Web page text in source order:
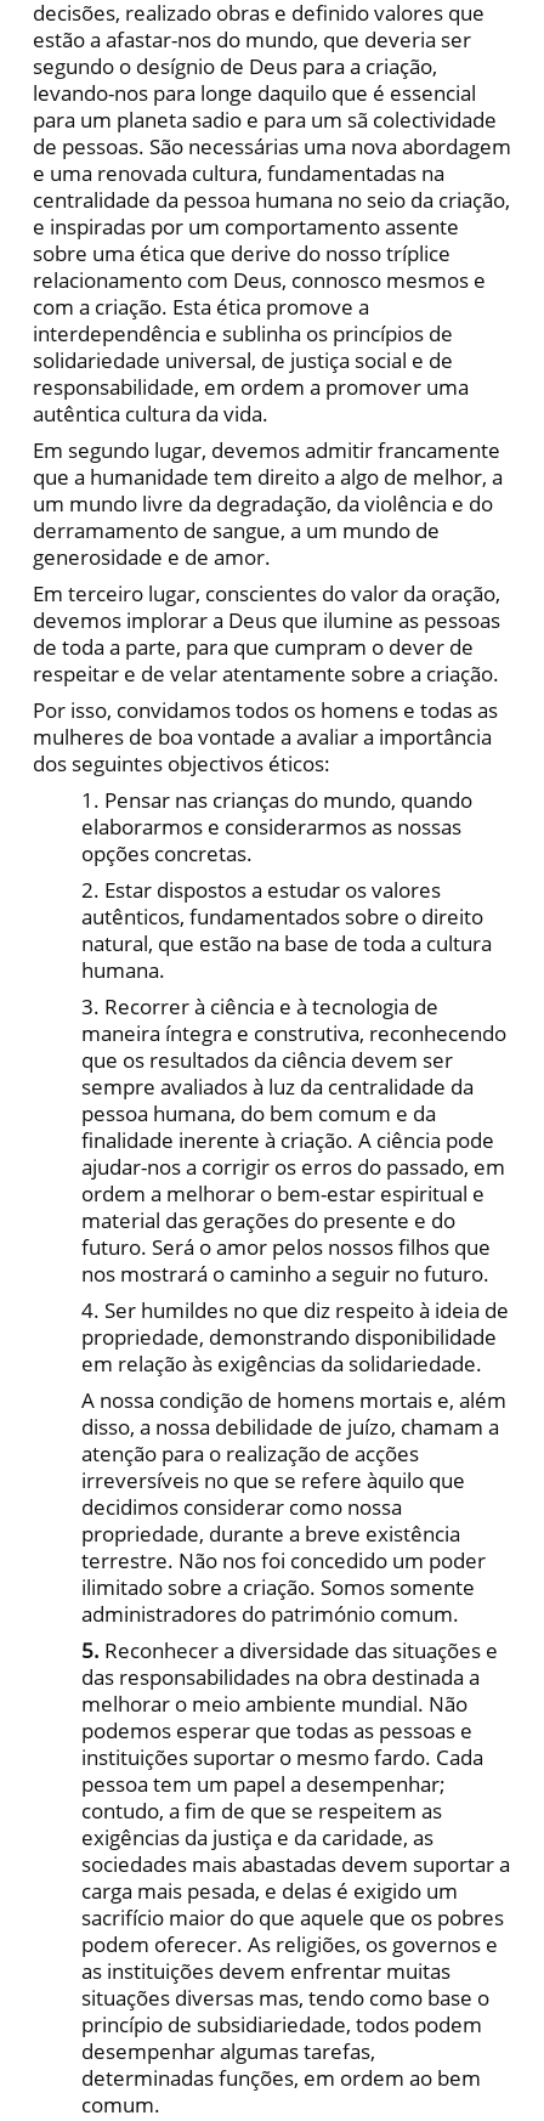
decisões, realizado obras e definido valores que
estão a afastar-nos do mundo, que deveria ser
segundo o desígnio de Deus para a criação,
levando-nos para longe daquilo que é essencial
para um planeta sadio e para um sã colectividade
de pessoas. São necessárias uma nova abordagem
e uma renovada cultura, fundamentadas na
centralidade da pessoa humana no seio da criação,
e inspiradas por um comportamento assente
sobre uma ética que derive do nosso tríplice
relacionamento com Deus, connosco mesmos e
com a criação. Esta ética promove a
interdependência e sublinha os princípios de
solidariedade universal, de justiça social e de
responsabilidade, em ordem a promover uma
autêntica cultura da vida.
Em segundo lugar, devemos admitir francamente
que a humanidade tem direito a algo de melhor, a
um mundo livre da degradação, da violência e do
derramamento de sangue, a um mundo de
generosidade e de amor.
Em terceiro lugar, conscientes do valor da oração,
devemos implorar a Deus que ilumine as pessoas
de toda a parte, para que cumpram o dever de
respeitar e de velar atentamente sobre a criação.
Por isso, convidamos todos os homens e todas as
mulheres de boa vontade a avaliar a importância
dos seguintes objectivos éticos:
1. Pensar nas crianças do mundo, quando
elaborarmos e considerarmos as nossas
opções concretas.
2. Estar dispostos a estudar os valores
autênticos, fundamentados sobre o direito
natural, que estão na base de toda a cultura
humana.
3. Recorrer à ciência e à tecnologia de
maneira íntegra e construtiva, reconhecendo
que os resultados da ciência devem ser
sempre avaliados à luz da centralidade da
pessoa humana, do bem comum e da
finalidade inerente à criação. A ciência pode
ajudar-nos a corrigir os erros do passado, em
ordem a melhorar o bem-estar espiritual e
material das gerações do presente e do
futuro. Será o amor pelos nossos filhos que
nos mostrará o caminho a seguir no futuro.
4. Ser humildes no que diz respeito à ideia de
propriedade, demonstrando disponibilidade
em relação às exigências da solidariedade.
A nossa condição de homens mortais e, além
disso, a nossa debilidade de juízo, chamam a
atenção para o realização de acções
irreversíveis no que se refere àquilo que
decidimos considerar como nossa
propriedade, durante a breve existência
terrestre. Não nos foi concedido um poder
ilimitado sobre a criação. Somos somente
administradores do património comum.
5. Reconhecer a diversidade das situações e
das responsabilidades na obra destinada a
melhorar o meio ambiente mundial. Não
podemos esperar que todas as pessoas e
instituições suportar o mesmo fardo. Cada
pessoa tem um papel a desempenhar;
contudo, a fim de que se respeitem as
exigências da justiça e da caridade, as
sociedades mais abastadas devem suportar a
carga mais pesada, e delas é exigido um
sacrifício maior do que aquele que os pobres
podem oferecer. As religiões, os governos e
as instituições devem enfrentar muitas
situações diversas mas, tendo como base o
princípio de subsidiariedade, todos podem
desempenhar algumas tarefas,
determinadas funções, em ordem ao bem
comum.